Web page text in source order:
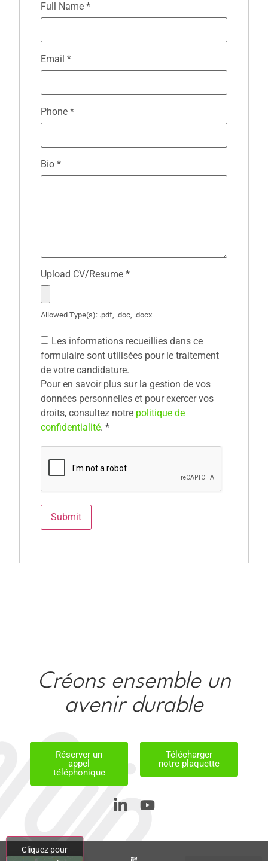
Full Name*
Email*
Phone*
Bio*
Upload CV/Resume*
Allowed Type(s): .pdf, .doc, .docx
Les informations recueillies dans ce
formulaire sont utilisées pour le traitement
de votre candidature.
Pour en savoir plus sur la gestion de vos
données personnelles et pour exercer vos
droits, consultez notre politique de
confidentialité.*
Créons ensemble un
avenir durable
Réserver un
appel
téléphonique
Télécharger
notre plaquette
Cliquez pour